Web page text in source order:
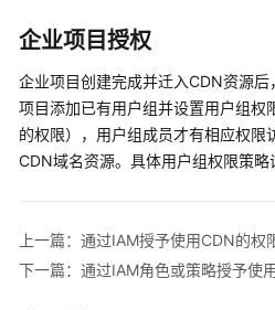
建
用
户
并
使
CDN
企业项目授权
企业项目创建完成并迁入CDN资源
项目添加已有用户组并设置用户组权
的权限），用户组成员才有相应权限
CDN域名资源。具体用户组权限策略
上一篇：通过IAM授予使用CDN的权
下一篇：通过IAM角色或策略授予使